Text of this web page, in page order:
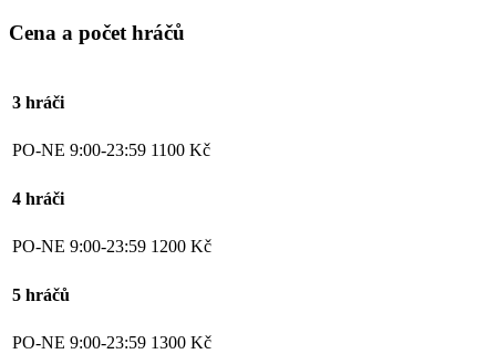
Cena a počet hráčů
3 hráči
PO-NE 9:00-23:59 1100 Kč
4 hráči
PO-NE 9:00-23:59 1200 Kč
5 hráčů
PO-NE 9:00-23:59 1300 Kč